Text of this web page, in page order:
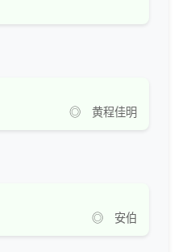
◎ 黄程佳明
◎ 安伯